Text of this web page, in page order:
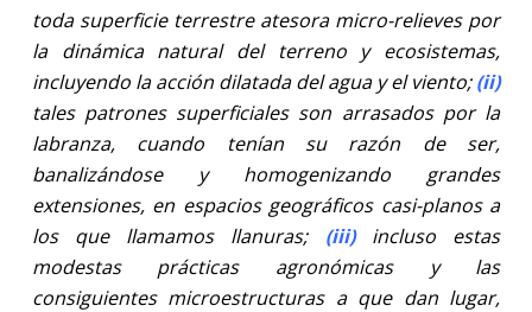
toda superficie terrestre atesora micro-relieves por
la dinámica natural del terreno y ecosistemas,
incluyendo la acción dilatada del agua y el viento;(ii)
tales patrones superficiales son arrasados por la
labranza, cuando tenían su razón de ser,
banalizándose y homogenizando grandes
extensiones, en espacios geográficos casi-planos a
los que llamamos llanuras; (iii)incluso estas
modestas prácticas agronómicas y las
consiguientes microestructuras a que dan lugar,